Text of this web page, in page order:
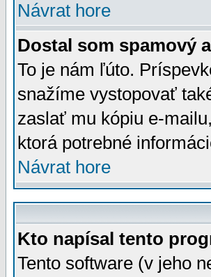
Návrat hore
Dostal som spamový
To je nám ľúto.
snažíme vystopovať
zaslať mu kópiu e-
ktorá potrebné
Návrat hore
Kto napísal tento
Tento software (v jeho